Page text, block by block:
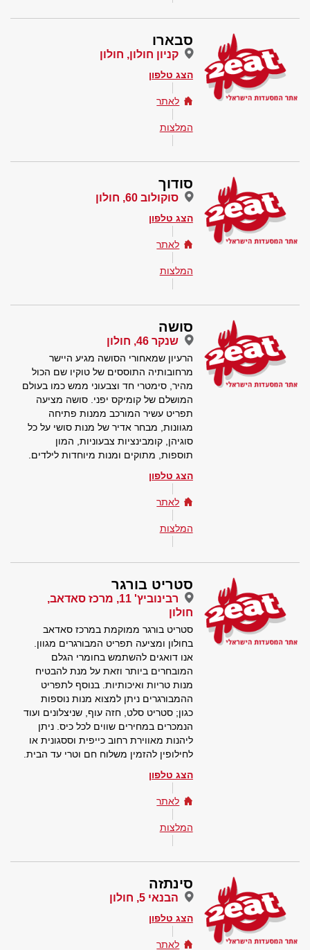
סבארו
קניון חולון, חולון
הצג טלפון
לאתר
המלצות
סודוך
סוקולוב 60, חולון
הצג טלפון
לאתר
המלצות
סושה
שנקר 46, חולון
הרעיון שמאחורי הסושה מגיע היישר
מרחובותיה התוססים של טוקיו שם הכול
מהיר, סימטרי חד וצבעוני ממש כמו בעולם
המושלם של קומיקס יפני. סושה מציעה
תפריט עשיר המורכב ממנות פתיחה
מגוונות, מבחר אדיר של מנות סושי על כל
סוגיהן, קומבינציות צבעוניות, המון
תוספות, מתוקים ומנות מיוחדות לילדים.
הצג טלפון
לאתר
המלצות
סטריט בורגר
רבינוביץ' 11, מרכז סאדאב,
חולון
סטריט בורגר ממוקמת במרכז סאדאב
בחולון ומציעה תפריט המבורגרים מגוון.
אנו דואגים להשתמש בחומרי הגלם
המובחרים ביותר וזאת על מנת להבטיח
מנות טריות ואיכותיות. בנוסף לתפריט
ההמבורגרים ניתן למצוא מנות נוספות
כגון; סטריט סלט, חזה עוף, שניצלונים ועוד
הנמכרים במחירים שווים לכל כיס. ניתן
ליהנות מאווירת רחוב כייפית וססגונית או
לחילופין להזמין משלוח חם וטרי עד הבית.
הצג טלפון
לאתר
המלצות
סינתזה
הבנאי 5, חולון
הצג טלפון
לאתר